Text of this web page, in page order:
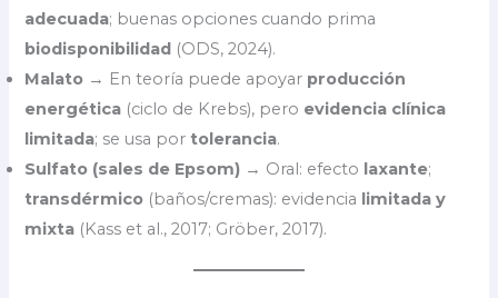
adecuada; buenas opciones cuando prima
biodisponibilidad (ODS, 2024).
Malato → En teoría puede apoyar producción
energética (ciclo de Krebs), pero evidencia clínica
limitada; se usa portolerancia.
Sulfato (sales de Epsom) → Oral: efecto laxante;
transdérmico (baños/cremas): evidencia limitada y
mixta (Kass et al., 2017; Gröber, 2017).